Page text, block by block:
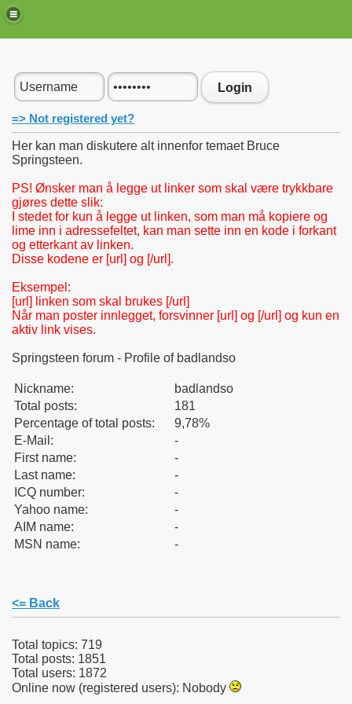
Login
=> Not registered yet?
Her kan man diskutere alt innenfor temaet Bruce
Springsteen.
PS! Ønsker man å legge ut linker som skal være trykkbare
gjøres dette slik:
I stedet for kun å legge ut linken, som man må kopiere og
lime inn i adressefeltet, kan man sette inn en kode i forkant
og etterkant av linken.
Disse kodene er [url] og [/url].
Eksempel:
[url] linken som skal brukes [/url]
Når man poster innlegget, forsvinner [url] og [/url] og kun en
aktiv link vises.
Springsteen forum - Profile of badlandso
Nickname:
badlandso
Total posts:
181
Percentage of total posts:
9,78%
E-Mail:
-
First name:
-
Last name:
-
ICQ number:
-
Yahoo name:
-
AIM name:
-
MSN name:
-
<= Back
Total topics: 719
Total posts: 1851
Total users: 1872
Online now (registered users): Nobody